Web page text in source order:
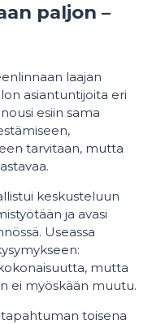
paljon –
laajan
asiantuntijoita eri
esiin sama
tarvitaan, mutta
keskusteluun
ja avasi
Useassa
mutta
ei myöskään muutu.
toisena